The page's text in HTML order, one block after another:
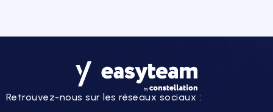
Retrouvez-nous sur les réseaux sociaux :